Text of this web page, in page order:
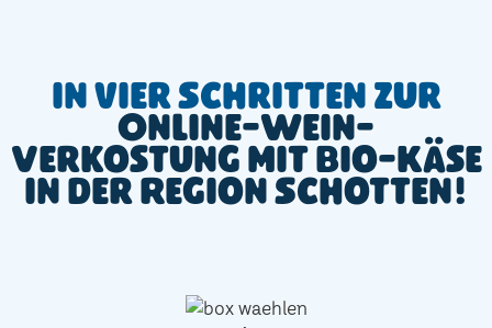
In vier Schritten zur
Online-Wein-
Verkostung mit Bio-Käse
in der Region Schotten!